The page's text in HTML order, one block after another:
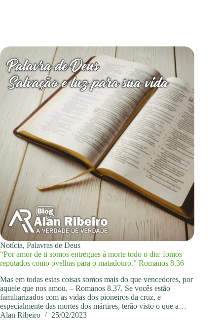
Notícia, Palavras de Deus
“Por amor de ti somos entregues à morte todo o dia: fomos
reputados como ovelhas para o matadouro.” Romanos 8.36
Mas em todas estas coisas somos mais do que vencedores, por
aquele que nos amou. – Romanos 8.37. Se vocês estão
familiarizados com as vidas dos pioneiros da cruz, e
especialmente das mortes dos mártires, terão visto o que a…
Alan Ribeiro
25/02/2023